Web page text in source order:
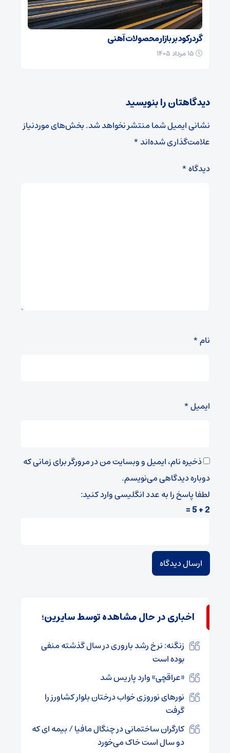
گرد رکود بر بازار محصولات آهنی
دیدگاهتان را بنویسید
نشانی ایمیل شما منتشر نخواهد شد.بخش‌های موردنیاز
علامت‌گذاری شده‌اند*
دیدگاه*
نام*
ایمیل*
ذخیره نام، ایمیل و وبسایت من در مرورگر برای زمانی که
دوباره دیدگاهی می‌نویسم.
لطفا پاسخ را به عدد انگلیسی وارد کنید:
2 + 5 =
اخباری در حال مشاهده توسط سایرین؛
زنگنه: نرخ رشد باروری در سال گذشته منفی
بوده است
«عراقچی» وارد پاریس شد
نورهای نوروزی خواب درختان بلوار کشاورز را
گرفت
کارگران ساختمانی در چنگال مافیا / بیمه‌ ای که
دو سال است خاک می‌خورد